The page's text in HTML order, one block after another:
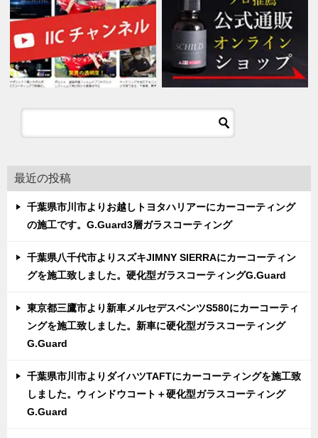
最近の投稿
千葉県市川市よりお越しトヨタハリアーにカーコーティング
の施工です。G.Guard3層ガラスコーティング
千葉県八千代市よりスズキJIMNY SIERRAにカーコーティン
グを施工致しました。硬化型ガラスコーティングG.Guard
東京都三鷹市より新車メルセデスベンツS580にカーコーティ
ングを施工致しました。新車に硬化型ガラスコーティング
G.Guard
千葉県市川市よりダイハツTAFTにカーコーティングを施工致
しました。ウィンドウコート＋硬化型ガラスコーティング
G.Guard